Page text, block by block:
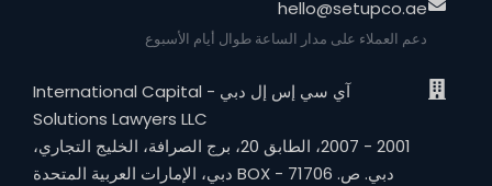
hello@setupco.ae
دعم العملاء على مدار الساعة طوال أيام الأسبوع
آي سي إس إل دبي - International Capital
Solutions Lawyers LLC
2001 - 2007، الطابق 20، برج الصرافة، الخليج التجاري،
دبي. ص. BOX - 71706 دبي، الإمارات العربية المتحدة